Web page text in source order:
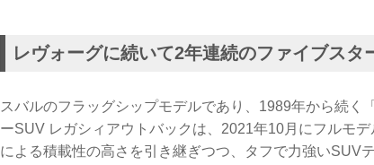
レヴォーグに続いて2年連続のファイブスタ
スバルのフラッグシップモデルであり、1989年から続く
ーSUV レガシィアウトバックは、2021年10月にフルモ
による積載性の高さを引き継ぎつつ、タフで力強いSUV